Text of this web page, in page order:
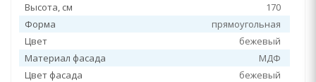
Высота, см
170
Форма
прямоугольная
Цвет
бежевый
Материал фасада
МДФ
Цвет фасада
бежевый